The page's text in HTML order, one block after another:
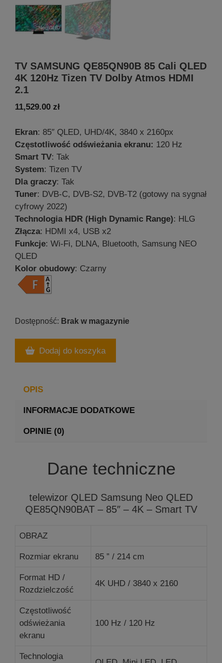
TV SAMSUNG QE85QN90B 85 Cali QLED
4K 120Hz Tizen TV Dolby Atmos HDMI
2.1
11,529.00 zł
Ekran: 85″ QLED, UHD/4K, 3840 x 2160px
Częstotliwość odświeżania ekranu: 120 Hz
Smart TV: Tak
System: Tizen TV
Dla graczy: Tak
Tuner: DVB-C, DVB-S2, DVB-T2 (gotowy na sygnał
cyfrowy 2022)
Technologia HDR (High Dynamic Range): HLG
Złącza: HDMI x4, USB x2
Funkcje: Wi-Fi, DLNA, Bluetooth, Samsung NEO
QLED
Kolor obudowy: Czarny
Brak w magazynie
Dodaj do koszyka
OPIS
INFORMACJE DODATKOWE
OPINIE (0)
Dane techniczne
telewizor QLED Samsung Neo QLED
QE85QN90BAT – 85″ – 4K – Smart TV
OBRAZ
Rozmiar ekranu 85 ” / 214 cm
Format HD /
Rozdzielczość
4K UHD / 3840 x 2160
Częstotliwość
odświeżania
ekranu
100 Hz / 120 Hz
Technologia